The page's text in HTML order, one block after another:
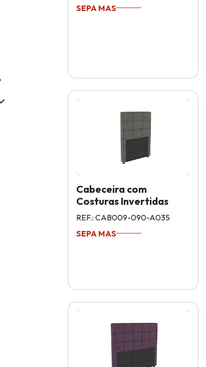
SEPA MAS
Cabeceira com
Costuras Invertidas
REF.: CAB009-090-A035
SEPA MAS